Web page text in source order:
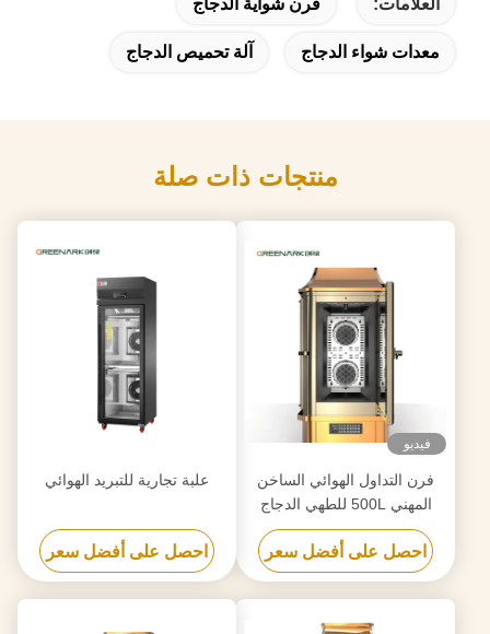
العلامات: فرن شواية الدجاج
معدات شواء الدجاج آلة تحميص الدجاج
منتجات ذات صلة
فيديو
فرن التداول الهوائي الساخن
المهني 500L للطهي الدجاج
البطة الحمل الخنزير مع شهادة
CE ISO
احصل على أفضل سعر
علبة تجارية للتبريد الهوائي
احصل على أفضل سعر